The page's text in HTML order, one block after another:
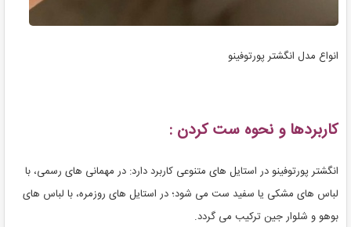
انواع مدل انگشتر پورتوفینو
کاربردها و نحوه ست کردن :
انگشتر پورتوفینو در استایل های متنوعی کاربرد دارد: در مهمانی های رسمی، با
لباس های مشکی یا سفید ست می شود؛ در استایل های روزمره، با لباس های
بوهو و شلوار جین ترکیب می گردد.